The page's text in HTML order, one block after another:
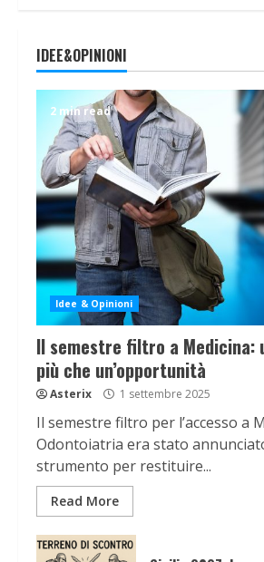
IDEE&OPINIONI
2 min read
Idee & Opinioni
Il semestre filtro a Medicina:
più che un’opportunità
Asterix 1 settembre 2025
Il semestre filtro per l’accesso a
Odontoiatria era stato
strumento per restituire...
Read More